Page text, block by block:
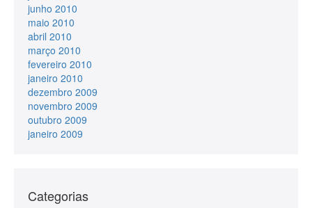
junho 2010
maio 2010
abril 2010
março 2010
fevereiro 2010
janeiro 2010
dezembro 2009
novembro 2009
outubro 2009
janeiro 2009
Categorias